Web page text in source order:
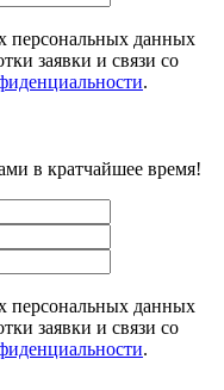
персональных данных
заявки и связи со
.
в кратчайшее время!
персональных данных
заявки и связи со
.